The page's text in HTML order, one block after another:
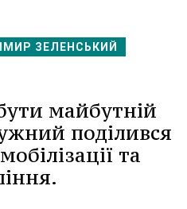
ЗЕЛЕНСЬКИЙ
майбутній
поділився
та